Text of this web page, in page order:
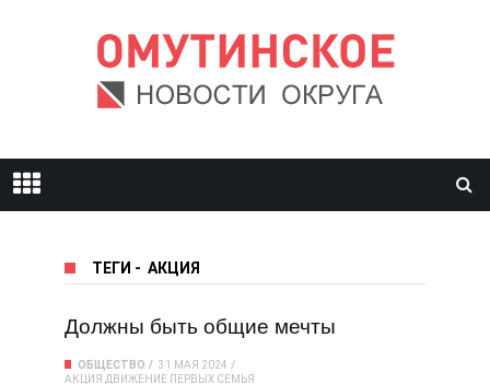
ТЕГИ - АКЦИЯ
Должны быть общие мечты
ОБЩЕСТВО
31 МАЯ 2024
АКЦИЯ ДВИЖЕНИЕ ПЕРВЫХ СЕМЬЯ